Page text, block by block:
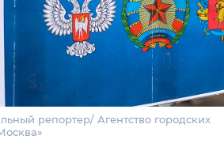
репортер/ Агентство городских